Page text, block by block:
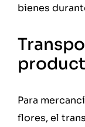
bienes
Para
flores, el